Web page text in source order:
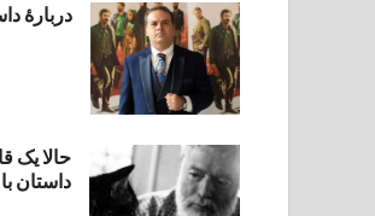
دربارۀ
حالا یک
داستان